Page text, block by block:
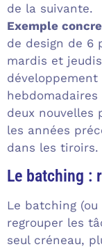
de la suivante.
Exemple
de design de 6
mardis et
développement
deux nouvelles
les années
dans les tiroirs.
Le batching :
Le batching
regrouper les
seul créneau,